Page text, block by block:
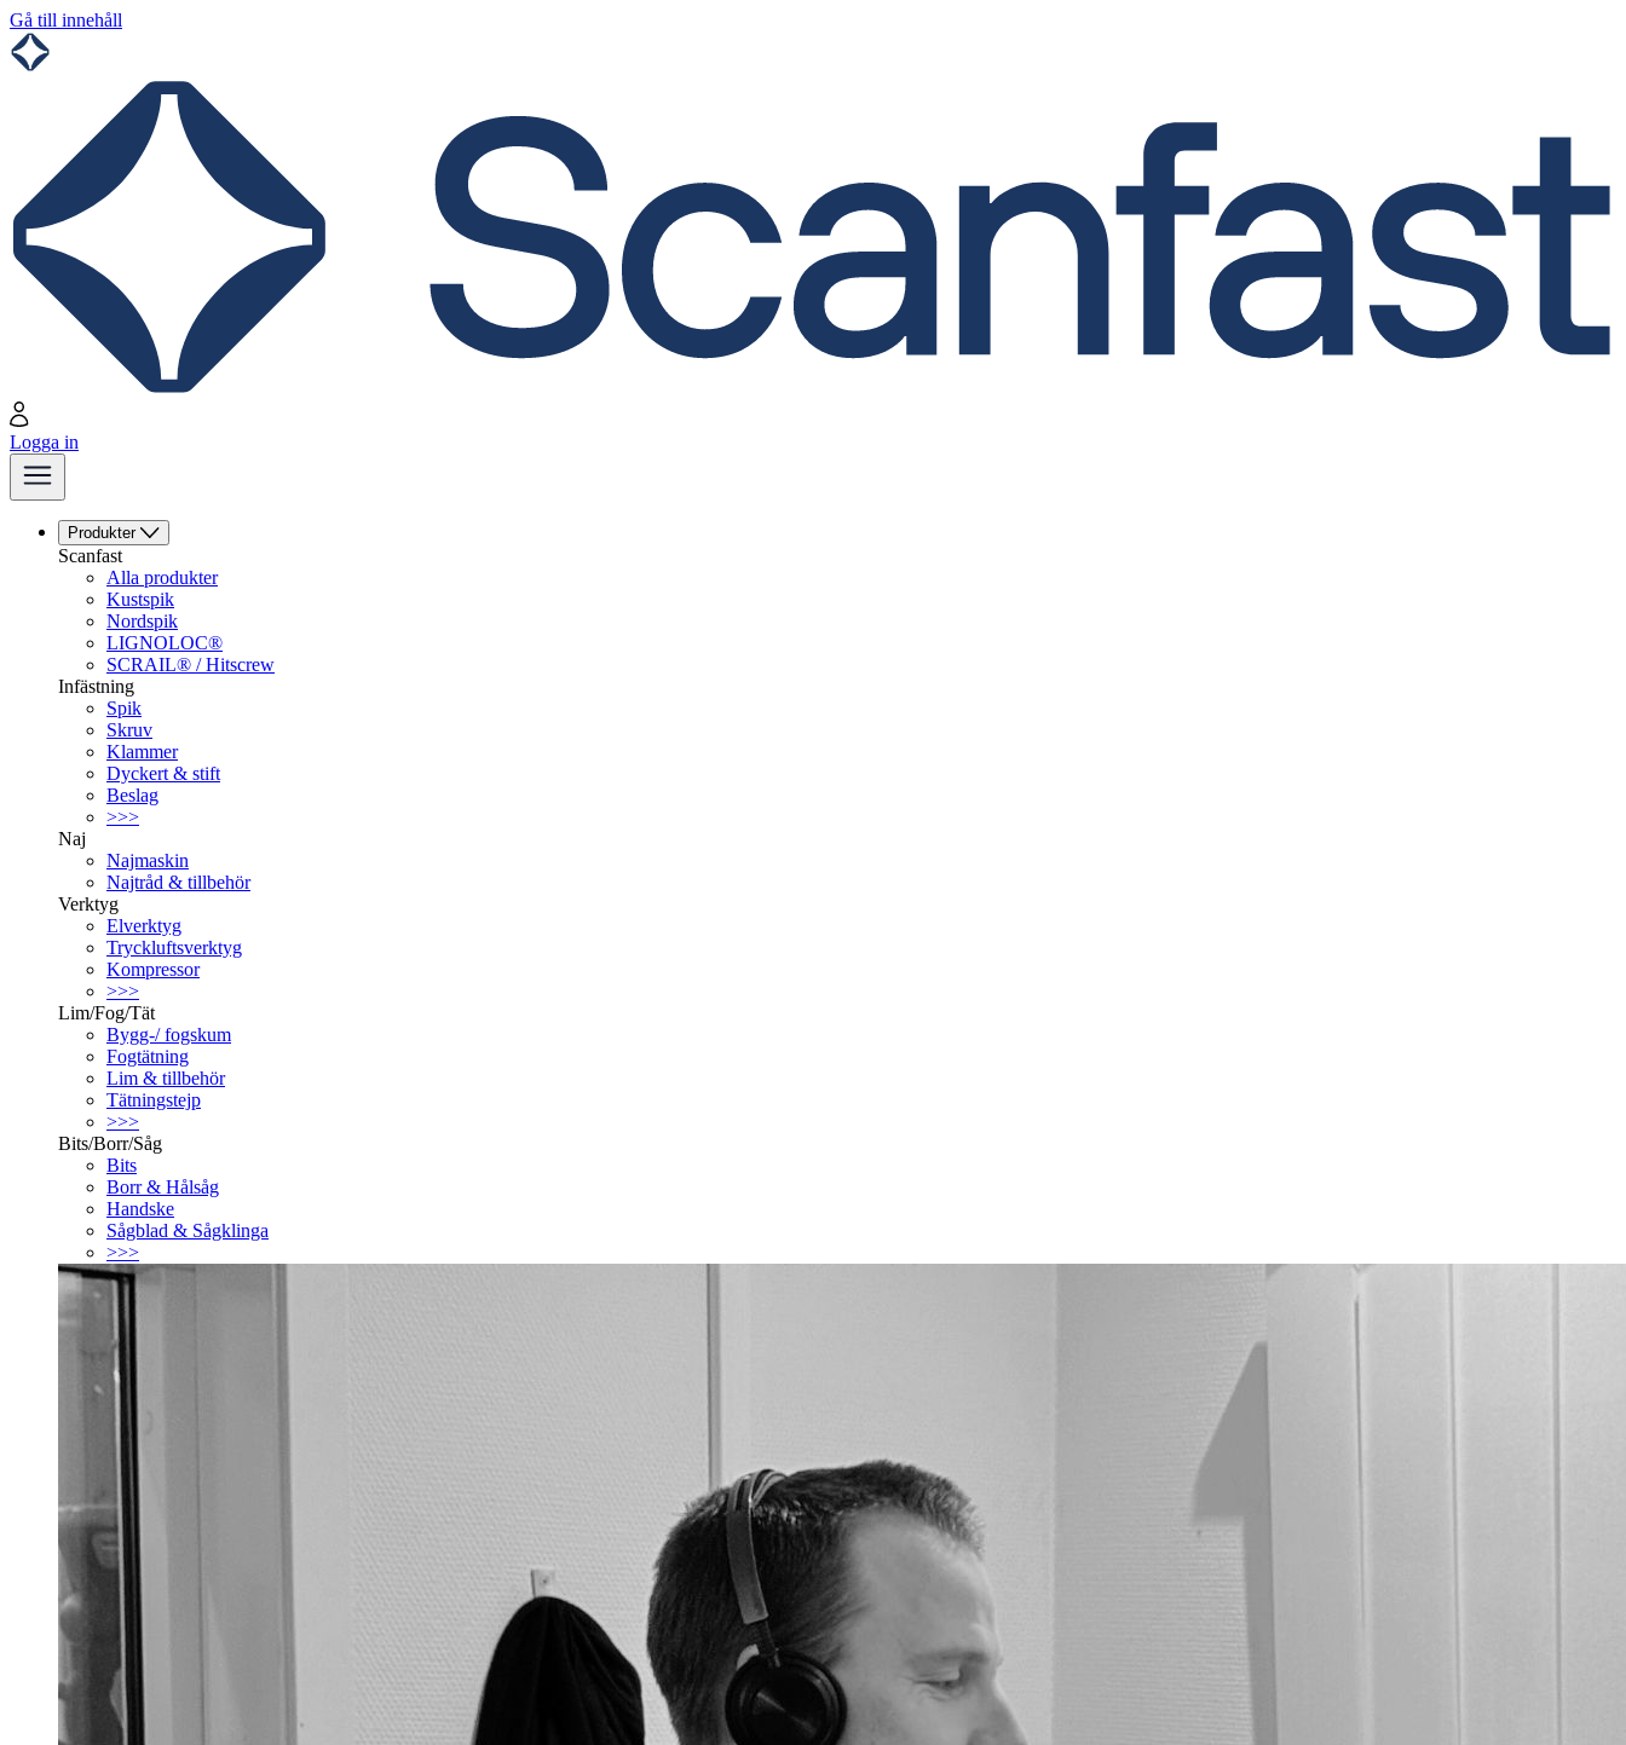
Gå till innehåll
Logga in
Produkter
Scanfast
Alla produkter
Kustspik
Nordspik
LIGNOLOC®
SCRAIL® / Hitscrew
Infästning
Spik
Skruv
Klammer
Dyckert & stift
Beslag
>>>
Naj
Najmaskin
Najtråd & tillbehör
Verktyg
Elverktyg
Tryckluftsverktyg
Kompressor
>>>
Lim/Fog/Tät
Bygg-/ fogskum
Fogtätning
Lim & tillbehör
Tätningstejp
>>>
Bits/Borr/Såg
Bits
Borr & Hålsåg
Handske
Sågblad & Sågklinga
>>>